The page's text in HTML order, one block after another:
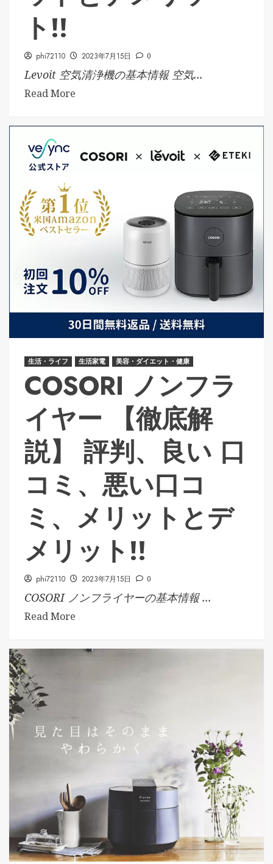
ト!!
phi72110 2023年7月15日 0
Levoit 空気清浄機の基本情報 空気...
Read More
生活・ライフ 生活家電 美容・ダイエット・健康
COSORI ノンフラ
イヤー 【徹底解
説】 評判、良い 口
コミ、悪い口コ
ミ、メリットとデ
メリット!!
phi72110 2023年7月15日 0
COSORI ノンフライヤーの基本情報 ...
Read More